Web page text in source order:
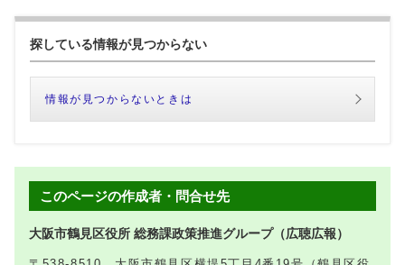
探している情報が見つからない
情報が見つからないときは
このページの作成者・問合せ先
大阪市鶴見区役所 総務課政策推進グループ（広聴広報）